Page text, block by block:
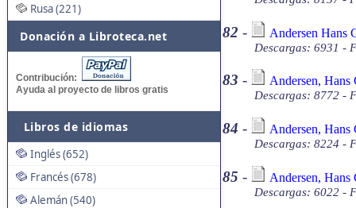
Rusa (221)
Donación a Libroteca.net
Contribución:
Ayuda al proyecto de libros gratis
Libros de idiomas
Inglés (652)
Francés (678)
Alemán (540)
82 - Andersen Hans
Descargas: 6931 -
83 - Andersen, Hans
Descargas: 8772 -
84 - Andersen,
Descargas: 8224 -
85 - Andersen, Hans
Descargas: 6022 -